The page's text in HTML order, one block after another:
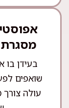
בעידן בו
שואפים
עולה